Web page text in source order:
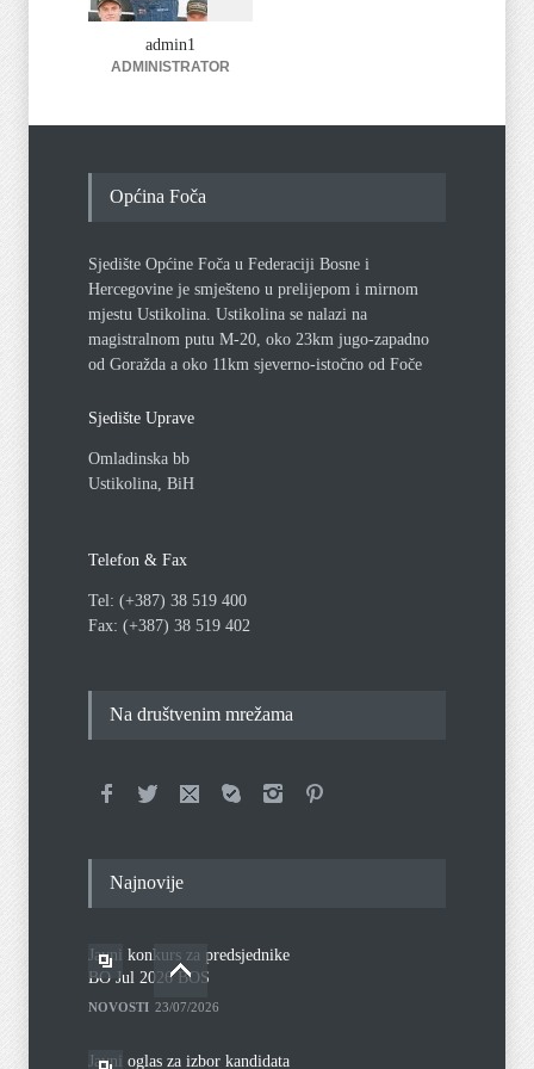
njihovih zamjenika
NOVOSTI 22/05/2026
admin1
ADMINISTRATOR
Općina Foča
Sjedište Općine Foča u Federaciji Bosne i
Hercegovine je smješteno u prelijepom i mirnom
mjestu Ustikolina. Ustikolina se nalazi na
magistralnom putu M-20, oko 23km jugo-zapadno
od Goražda a oko 11km sjeverno-istočno od Foče
Sjedište Uprave
Omladinska bb
Ustikolina, BiH
Telefon & Fax
Tel: (+387) 38 519 400
Fax: (+387) 38 519 402
Na društvenim mrežama
Najnovije
Javni konkurs za predsjednike
BO Jul 2026 BOS
NOVOSTI 23/07/2026
Javni oglas za izbor kandidata